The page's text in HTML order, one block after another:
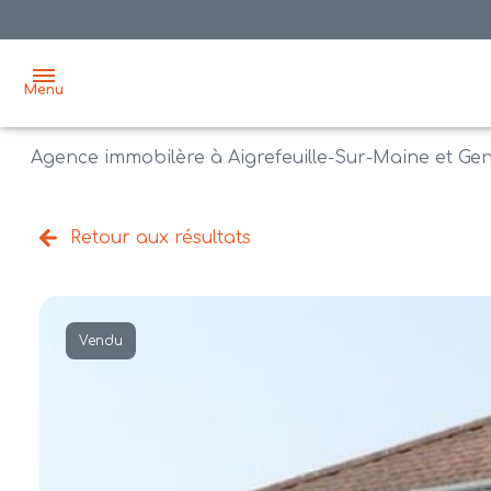
Menu
acheter
biens
vente
agences
Agence immobilère à Aigrefeuille-Sur-Maine et
Retour aux résultats
Vendu